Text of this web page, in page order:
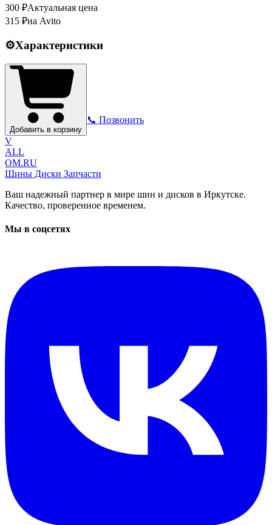
300 ₽Актуальная цена
315 ₽на Avito
⚙️Характеристики
Добавить в корзину
📞 Позвонить
V
ALL
OM.RU
Шины Диски Запчасти
Ваш надежный партнер в мире шин и дисков в Иркутске.
Качество, проверенное временем.
Мы в соцсетях